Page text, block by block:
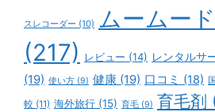
スレコーダー (10) ムームー
(217)
レビュー (14) レンタルサ
(19) 使い方 (9) 健康 (19) 口コミ (18)
較 (11) 海外旅行 (15) 育毛 (9) 育毛剤